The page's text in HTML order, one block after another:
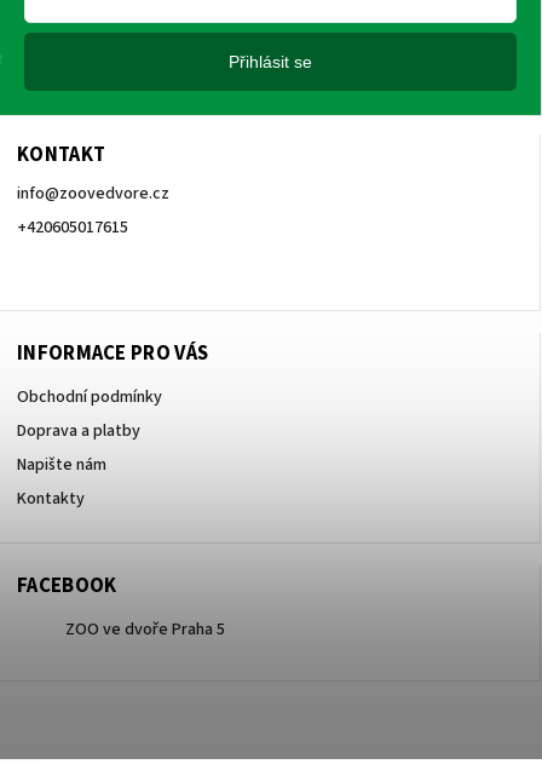
KONTAKT
info@zoovedvore.cz
+420605017615
INFORMACE PRO VÁS
Obchodní podmínky
Doprava a platby
Napište nám
Kontakty
Přihlásit se
FACEBOOK
ZOO ve dvoře Praha 5